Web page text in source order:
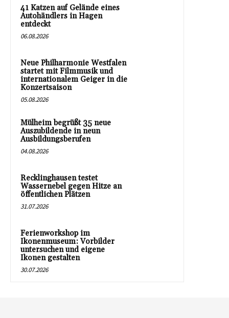
41 Katzen auf Gelände eines
Autohändlers in Hagen
entdeckt
06.08.2026
Neue Philharmonie Westfalen
startet mit Filmmusik und
internationalem Geiger in die
Konzertsaison
05.08.2026
Mülheim begrüßt 35 neue
Auszubildende in neun
Ausbildungsberufen
04.08.2026
Recklinghausen testet
Wassernebel gegen Hitze an
öffentlichen Plätzen
31.07.2026
Ferienworkshop im
Ikonenmuseum: Vorbilder
untersuchen und eigene
Ikonen gestalten
30.07.2026